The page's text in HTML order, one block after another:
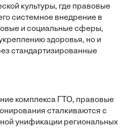
культуры, где правовые
системное внедрение в
и социальные сферы,
здоровья, но и
стандартизированные
комплекса ГТО, правовые
сталкиваются с
унификации региональных